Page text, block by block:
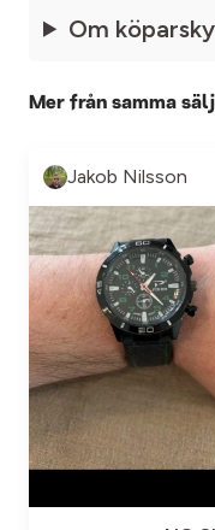
Om
Mer från samma
Jakob Nilsson